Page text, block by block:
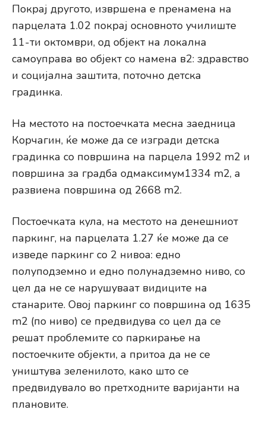
Покрај другото, извршена е пренамена на
парцелата 1.02 покрај основното училиште
11-ти октомври, од објект на локална
самоуправа во објект со намена в2: здравство
и социјална заштита, поточно детска
градинка.
На местото на постоечката месна заедница
Корчагин, ќе може да се изгради детска
градинка со површина на парцела 1992 m2 и
површина за градба одмаксимум1334 m2, а
развиена површина од 2668 m2.
Постоечката кула, на местото на денешниот
паркинг, на парцелата 1.27 ќе може да се
изведе паркинг со 2 нивоа: едно
полуподземно и едно полунадземно ниво, со
цел да не се нарушуваат видиците на
станарите. Овој паркинг со површина од 1635
m2 (по ниво) се предвидува со цел да се
решат проблемите со паркирање на
постоечките објекти, а притоа да не се
уништува зеленилото, како што се
предвидувало во претходните варијанти на
плановите.